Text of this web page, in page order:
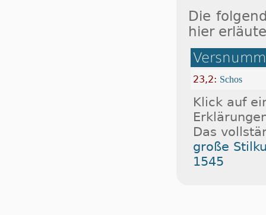
Die
hier
23,2: Schos
Klick auf
Das
große
1545